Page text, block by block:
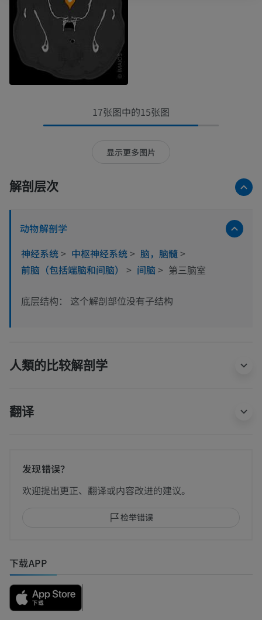
17张图中的15张图
显示更多图片
解剖层次
动物解剖学
神经系统> 中枢神经系统> 脑，脑髓>
前脑（包括端脑和间脑） > 间脑 > 第三脑室
底层结构： 这个解剖部位没有子结构
人類的比较解剖学
翻译
发现错误？
欢迎提出更正、翻译或内容改进的建议。
检举错误
下载APP